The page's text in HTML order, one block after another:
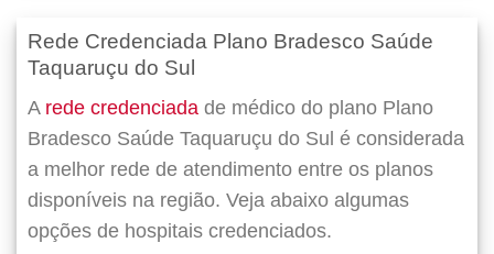
Rede Credenciada Plano Bradesco Saúde
Taquaruçu do Sul
A rede credenciada de médico do plano Plano
Bradesco Saúde Taquaruçu do Sul é considerada
a melhor rede de atendimento entre os planos
disponíveis na região. Veja abaixo algumas
opções de hospitais credenciados.